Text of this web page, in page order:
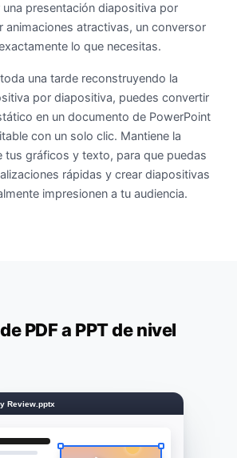
presentación diapositiva por
animaciones atractivas, un conversor
lo que necesitas.
una tarde reconstruyendo la
por diapositiva, puedes convertir
en un documento de PowerPoint
con un solo clic. Mantiene la
tus gráficos y texto, para que puedas
rápidas y crear diapositivas
impresionen a tu audiencia.
PDF a PPT de nivel
Review.pptx